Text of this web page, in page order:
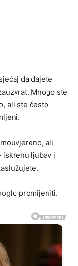
da dajete
Mnogo ste
ali ste često
ali
iskrenu ljubav i
promijeniti.